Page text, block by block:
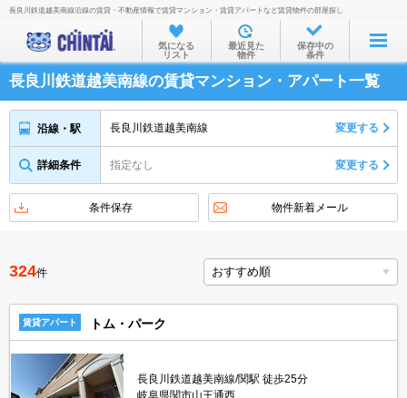
お部屋を探す
沿線・駅から
住所から
家賃相場から
物件特集から
不動産会社から
TOP
長良川鉄道越美南線沿線の賃貸・不動産情報で賃貸マンション・賃貸アパートなど賃貸物件の部屋探し
気になる
リスト
最近見た
物件
保存中の
条件
長良川鉄道越美南線の賃貸マンション・アパート一覧
沿線・駅 長良川鉄道越美南線 変更する
詳細条件 指定なし 変更する
条件保存 物件新着メール
324件
賃貸アパート トム・パーク
長良川鉄道越美南線/関駅 徒歩25分
岐阜県関市山王通西